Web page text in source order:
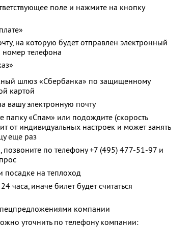
поле и нажмите на кнопку
на которую будет отправлен электронный
номер телефона
шлюз «Сбербанка» по защищенному
картой
вашу электронную почту
папку «Спам» или подождите (скорость
от индивидуальных настроек и может занять
еще раз
по телефону+7 (495) 477-51-97 и
посадке на теплоход
часа, иначе билет будет считаться
компании
уточнить по телефону компании: